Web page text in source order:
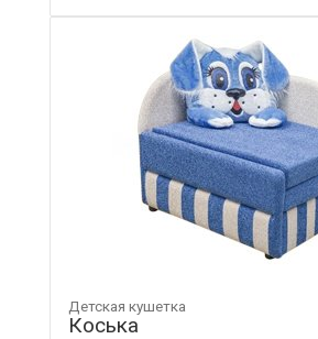
Детская кушетка
Коська